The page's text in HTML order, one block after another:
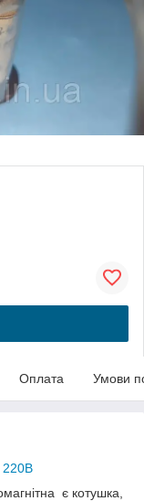
Оплата Умови
220В
є котушка,